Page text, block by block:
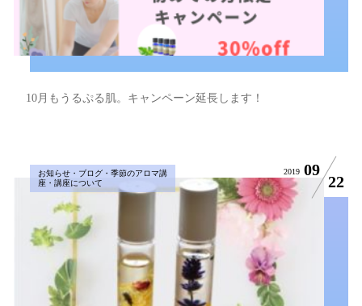
10月もうるぷる肌。キャンペーン延長します！
お知らせ・ブログ・季節のアロマ講
座・講座について
2019 09
22